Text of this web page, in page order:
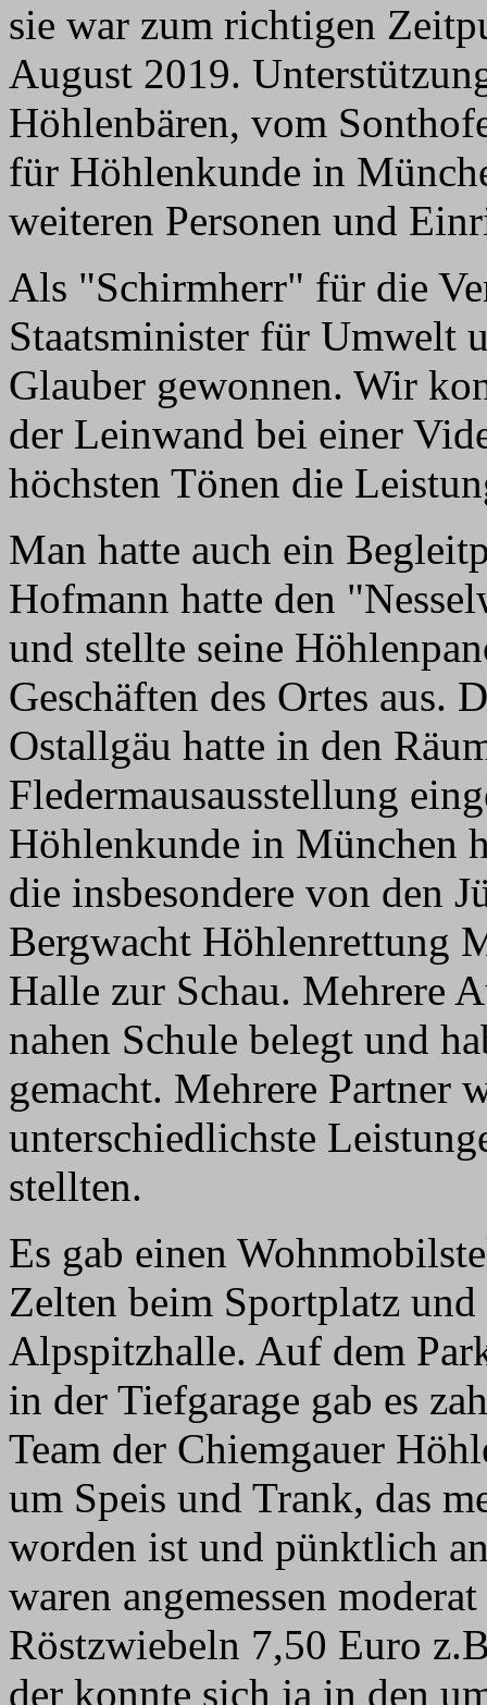
sie war zum richtigen
August 2019.
Höhlenbären, vom
für Höhlenkunde in
weiteren Personen und
Als "Schirmherr" für die
Staatsminister für Umwelt
Glauber gewonnen. Wir
der Leinwand bei einer
höchsten Tönen die
Man hatte auch ein
Hofmann hatte den
und stellte seine
Geschäften des Ortes aus.
Ostallgäu hatte in den
Fledermausausstellung
Höhlenkunde in München
die insbesondere von den
Bergwacht Höhlenrettung
Halle zur Schau. Mehrere
nahen Schule belegt und
gemacht. Mehrere Partner
unterschiedlichste
stellten.
Es gab einen
Zelten beim Sportplatz
Alpspitzhalle. Auf dem
in der Tiefgarage gab es
Team der Chiemgauer
um Speis und Trank, das
worden ist und pünktlich
waren angemessen
Röstzwiebeln 7,50 Euro
der konnte sich ja in den